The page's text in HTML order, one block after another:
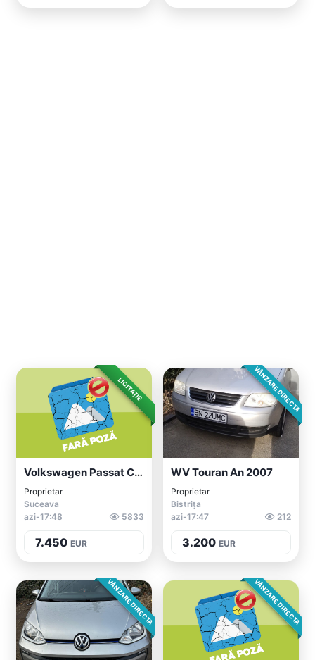
LICITAȚIE
Volkswagen Passat CC R Line, 2.0 TDI 170...
Proprietar
Suceava
azi-17:48
5833
7.450 EUR
VÂNZARE DIRECTA
WV Touran An 2007
Proprietar
Bistrița
azi-17:47
212
3.200 EUR
VÂNZARE DIRECTA VÂNZARE DIRECTA